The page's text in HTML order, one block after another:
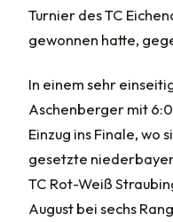
Turnier des TC
gewonnen hatte,
In einem sehr
Aschenberger mit 6:0
Einzug ins Finale, wo
gesetzte
TC Rot-Weiß
August bei sechs